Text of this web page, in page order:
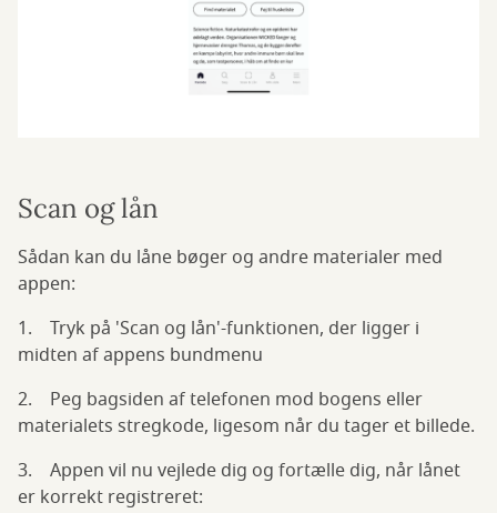
Scan og lån
Sådan kan du låne bøger og andre materialer med
appen:
1. Tryk på 'Scan og lån'-funktionen, der ligger i
midten af appens bundmenu
2. Peg bagsiden af telefonen mod bogens eller
materialets stregkode, ligesom når du tager et billede.
3. Appen vil nu vejlede dig og fortælle dig, når lånet
er korrekt registreret: